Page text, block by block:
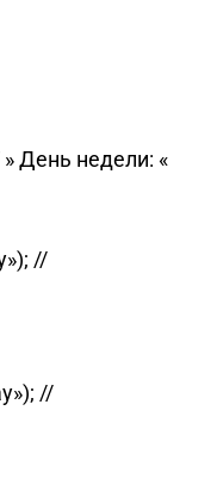
День недели: «
//
//